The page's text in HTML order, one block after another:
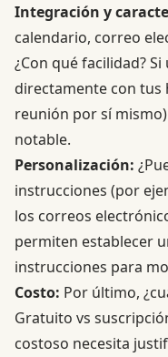
Integración y
calendario, correo
¿Con qué facilidad?
directamente con
reunión por sí
notable.
Personalización:
instrucciones (por
los correos
permiten establecer
instrucciones para
Costo: Por último,
Gratuito vs
costoso necesita